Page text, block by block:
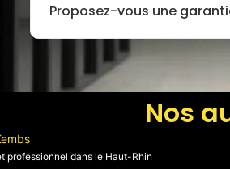
Proposez-vous une
Nos
professionnel dans le Haut-Rhin